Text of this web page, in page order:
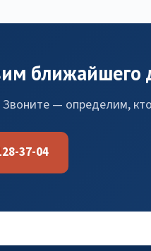
ближайшего
Звоните — определим,
37-04